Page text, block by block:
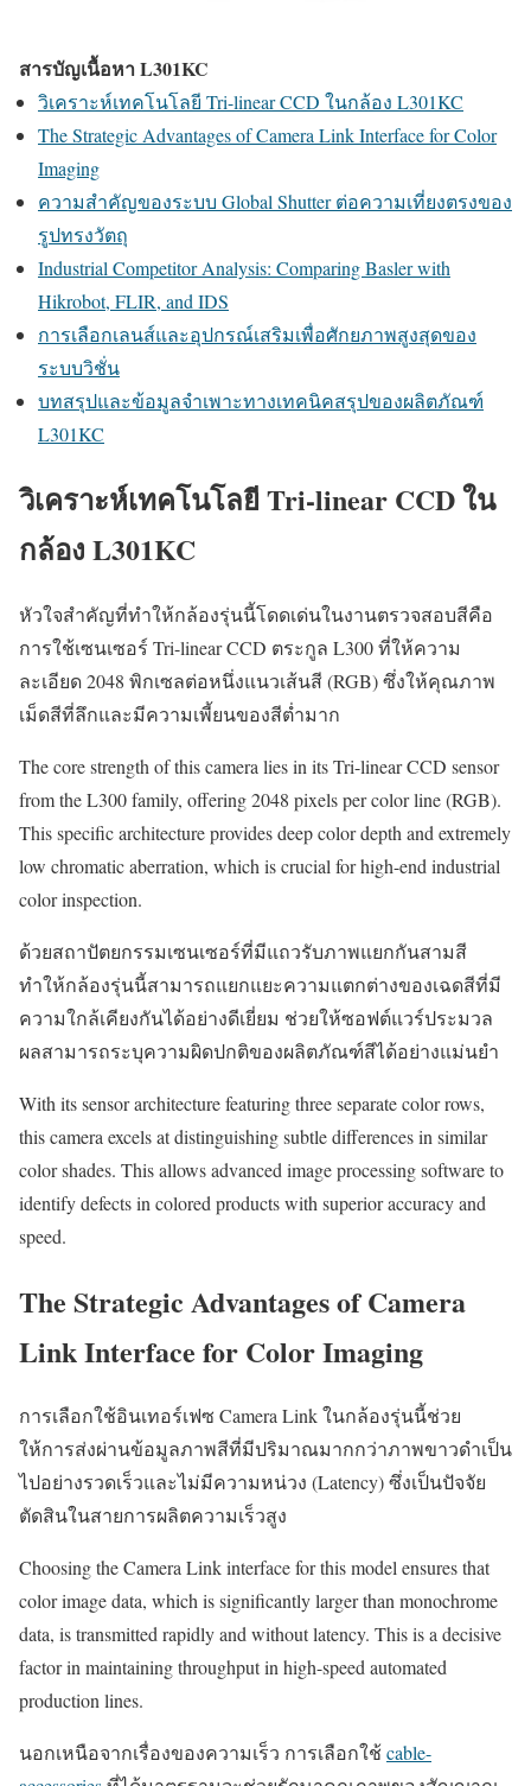
สารบัญเนื้อหา L301KC
วิเคราะห์เทคโนโลยี Tri-linear CCD ในกล้อง L301KC
The Strategic Advantages of Camera Link Interface for Color
Imaging
ความสำคัญของระบบ Global Shutter ต่อความเที่ยงตรงของ
รูปทรงวัตถุ
Industrial Competitor Analysis: Comparing Basler with
Hikrobot, FLIR, and IDS
การเลือกเลนส์และอุปกรณ์เสริมเพื่อศักยภาพสูงสุดของ
ระบบวิชั่น
บทสรุปและข้อมูลจำเพาะทางเทคนิคสรุปของผลิตภัณฑ์
L301KC
วิเคราะห์เทคโนโลยี Tri-linear CCD ใน
กล้อง L301KC
หัวใจสำคัญที่ทำให้กล้องรุ่นนี้โดดเด่นในงานตรวจสอบสีคือ
การใช้เซนเซอร์ Tri-linear CCD ตระกูล L300 ที่ให้ความ
ละเอียด 2048 พิกเซลต่อหนึ่งแนวเส้นสี (RGB) ซึ่งให้คุณภาพ
เม็ดสีที่ลึกและมีความเพี้ยนของสีต่ำมาก
The core strength of this camera lies in its Tri-linear CCD sensor
from the L300 family, offering 2048 pixels per color line (RGB).
This specific architecture provides deep color depth and extremely
low chromatic aberration, which is crucial for high-end industrial
color inspection.
ด้วยสถาปัตยกรรมเซนเซอร์ที่มีแถวรับภาพแยกกันสามสี
ทำให้กล้องรุ่นนี้สามารถแยกแยะความแตกต่างของเฉดสีที่มี
ความใกล้เคียงกันได้อย่างดีเยี่ยม ช่วยให้ซอฟต์แวร์ประมวล
ผลสามารถระบุความผิดปกติของผลิตภัณฑ์สีได้อย่างแม่นยำ
With its sensor architecture featuring three separate color rows,
this camera excels at distinguishing subtle differences in similar
color shades. This allows advanced image processing software to
identify defects in colored products with superior accuracy and
speed.
The Strategic Advantages of Camera
Link Interface for Color Imaging
การเลือกใช้อินเทอร์เฟซ Camera Link ในกล้องรุ่นนี้ช่วย
ให้การส่งผ่านข้อมูลภาพสีที่มีปริมาณมากกว่าภาพขาวดำเป็น
ไปอย่างรวดเร็วและไม่มีความหน่วง (Latency) ซึ่งเป็นปัจจัย
ตัดสินในสายการผลิตความเร็วสูง
Choosing the Camera Link interface for this model ensures that
color image data, which is significantly larger than monochrome
data, is transmitted rapidly and without latency. This is a decisive
factor in maintaining throughput in high-speed automated
production lines.
นอกเหนือจากเรื่องของความเร็ว การเลือกใช้cable-